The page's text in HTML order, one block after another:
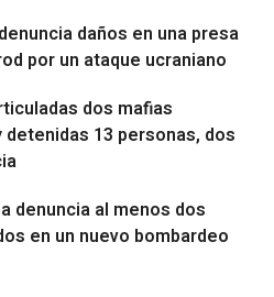
daños en una presa
por un ataque ucraniano
dos mafias
13 personas, dos
denuncia al menos dos
en un nuevo bombardeo